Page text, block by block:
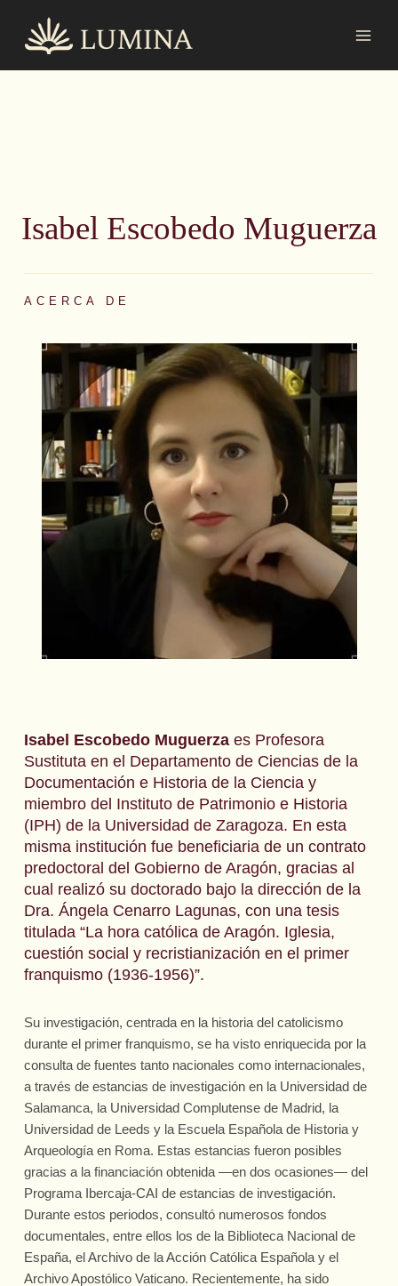
contenido
Isabel Escobedo Muguerza
ACERCA DE
Isabel Escobedo Muguerza es Profesora
Sustituta en el Departamento de Ciencias de la
Documentación e Historia de la Ciencia y
miembro del Instituto de Patrimonio e Historia
(IPH) de la Universidad de Zaragoza. En esta
misma institución fue beneficiaria de un contrato
predoctoral del Gobierno de Aragón, gracias al
cual realizó su doctorado bajo la dirección de la
Dra. Ángela Cenarro Lagunas, con una tesis
titulada “La hora católica de Aragón. Iglesia,
cuestión social y recristianización en el primer
franquismo (1936-1956)”.
Su investigación, centrada en la historia del catolicismo
durante el primer franquismo, se ha visto enriquecida por la
consulta de fuentes tanto nacionales como internacionales,
a través de estancias de investigación en la Universidad de
Salamanca, la Universidad Complutense de Madrid, la
Universidad de Leeds y la Escuela Española de Historia y
Arqueología en Roma. Estas estancias fueron posibles
gracias a la financiación obtenida —en dos ocasiones— del
Programa Ibercaja-CAI de estancias de investigación.
Durante estos periodos, consultó numerosos fondos
documentales, entre ellos los de la Biblioteca Nacional de
España, el Archivo de la Acción Católica Española y el
Archivo Apostólico Vaticano. Recientemente, ha sido